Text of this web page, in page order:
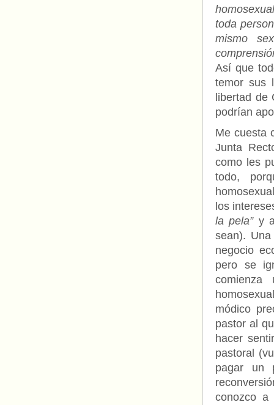
toda
mismo
Así que
temor sus
libertad de
podrían
Me cuesta
Junta
como les
todo,
los
la pela”y
sean).
negocio
pero se
módico
pastor al
hacer
pastoral
pagar un
conozco